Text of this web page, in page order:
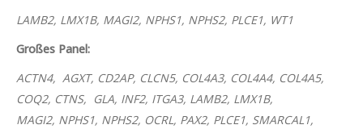
LAMB2, LMX1B, MAGI2, NPHS1, NPHS2, PLCE1, WT1
Großes Panel:
ACTN4, AGXT, CD2AP, CLCN5, COL4A3, COL4A4, COL4A5,
COQ2, CTNS, GLA, INF2, ITGA3, LAMB2, LMX1B,
MAGI2, NPHS1, NPHS2, OCRL, PAX2, PLCE1, SMARCAL1,